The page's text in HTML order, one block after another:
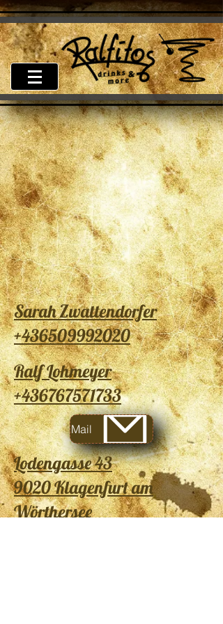
Sarah Zwattendorfer
+436509992020
Ralf Lohmeyer
+436767571733
Mail
Lodengasse 43
9020 Klagenfurt am
Wörthersee